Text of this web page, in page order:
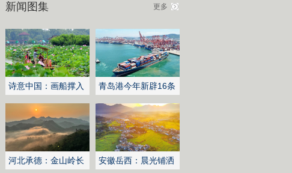
新闻图集 更多
诗意中国：画船撑入
花深处
青岛港今年新辟16条
国际航线
河北承德：金山岭长
安徽岳西：晨光铺洒